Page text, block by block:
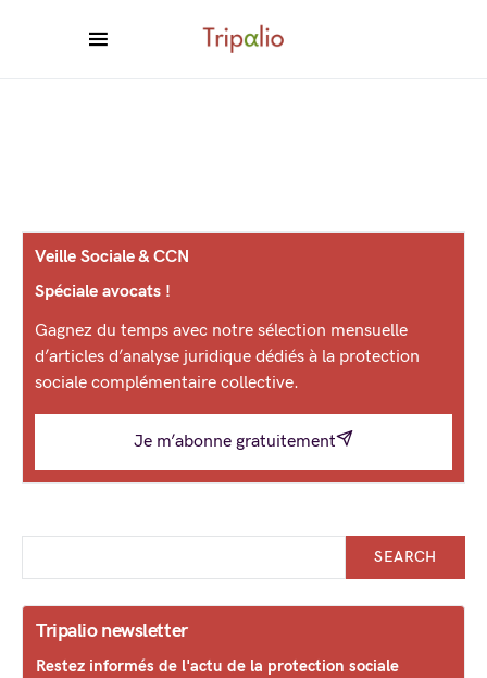
Veille Sociale & CCN
Spéciale avocats !
Gagnez du temps avec notre sélection mensuelle
d’articles d’analyse juridique dédiés à la protection
sociale complémentaire collective.
Je m’abonne gratuitement
SEARCH
Tripalio newsletter
Restez informés de l'actu de la protection sociale